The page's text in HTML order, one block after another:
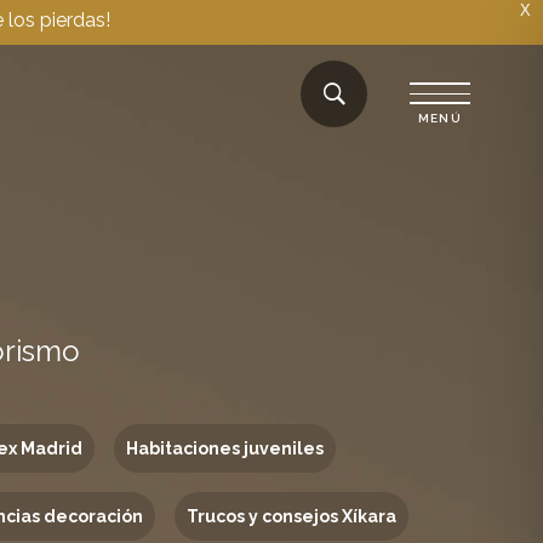
X
los pierdas!
Madrid Habitaciones juveniles
decoración Trucos y consejos Xíkara